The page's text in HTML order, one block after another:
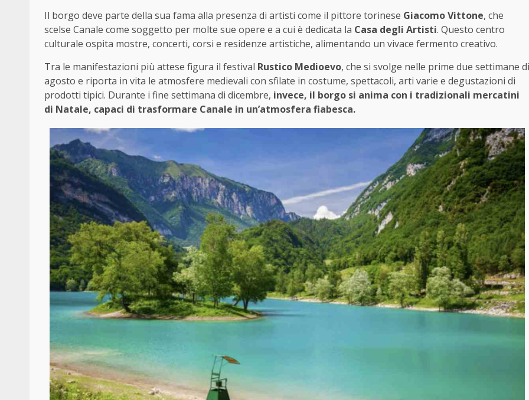
Il borgo deve parte della sua fama alla presenza di artisti come il pittore torinese Giacomo Vittone, che
scelse Canale come soggetto per molte sue opere e a cui è dedicata la Casa degli Artisti. Questo centro
culturale ospita mostre, concerti, corsi e residenze artistiche, alimentando un vivace fermento creativo.
Tra le manifestazioni più attese figura il festival Rustico Medioevo, che si svolge nelle prime due settimane di
agosto e riporta in vita le atmosfere medievali con sfilate in costume, spettacoli, arti varie e degustazioni di
prodotti tipici. Durante i fine settimana di dicembre, invece, il borgo si anima con i tradizionali mercatini
di Natale, capaci di trasformare Canale in un’atmosfera fiabesca.